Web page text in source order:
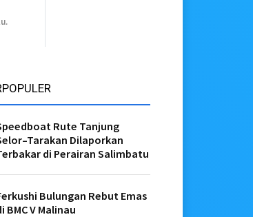
Rute Tanjung
Dilaporkan
di Perairan Salimbatu
Bulungan Rebut Emas
BMC V Malinau